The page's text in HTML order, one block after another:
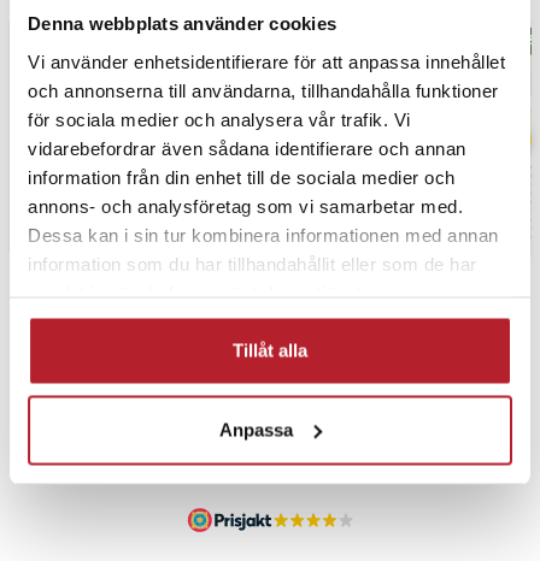
Denna webbplats använder cookies
Vi använder enhetsidentifierare för att anpassa innehållet
och annonserna till användarna, tillhandahålla funktioner
för sociala medier och analysera vår trafik. Vi
vidarebefordrar även sådana identifierare och annan
information från din enhet till de sociala medier och
annons- och analysföretag som vi samarbetar med.
Dessa kan i sin tur kombinera informationen med annan
information som du har tillhandahållit eller som de har
Tillåt alla
Anpassa
UTFÖRSÄLJNING